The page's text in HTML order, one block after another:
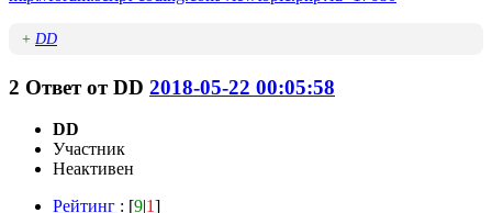
+ DD
2 Ответ отDD 2018-05-22 00:05:58
DD
Участник
Неактивен
Рейтинг : [9|1]